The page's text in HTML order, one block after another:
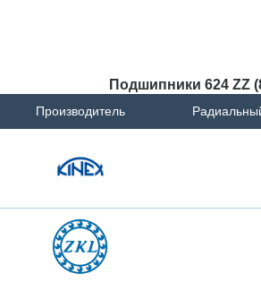
Подшипники 624 ZZ
Производитель